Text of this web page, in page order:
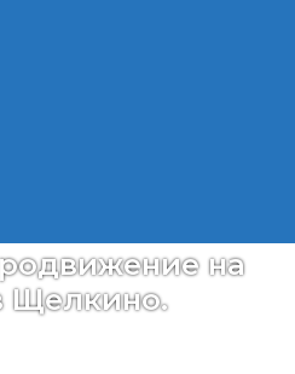
на
Щелкино.